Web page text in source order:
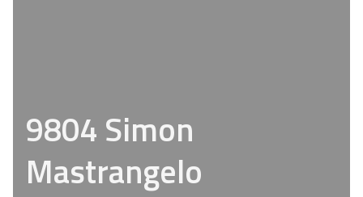
9804 Simon
Mastrangelo